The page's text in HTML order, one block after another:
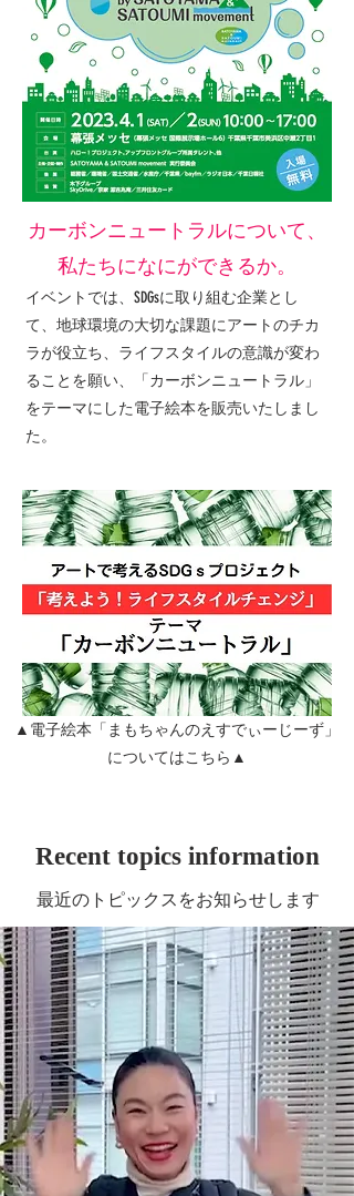
カーボンニュートラルについて、
私たちになにができるか。
イベントでは、SDGsに取り組む企業とし
て、地球環境の大切な課題にアートのチカ
ラが役立ち、ライフスタイルの意識が変わ
ることを願い、​「カーボンニュートラル」
をテーマにした電子絵本を販売いたしまし
た。
▲電子絵本「まもちゃんのえすでぃーじーず」
についてはこちら▲
Recent topics information
​最近のトピックスをお知らせします